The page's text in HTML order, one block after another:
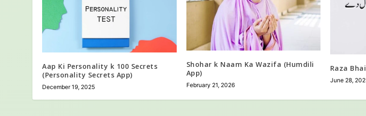
Aap Ki Personality k 100 Secrets
(Personality Secrets App)
December 19, 2025
Shohar k Naam Ka Wazifa (Humdili
App)
February 21, 2026
Raza
June 28,